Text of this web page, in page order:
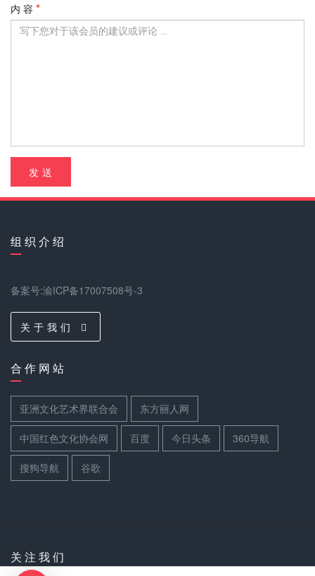
内 容
发 送
组 织 介 绍
备案号:渝ICP备17007508号-3
关 于 我 们
合 作 网 站
亚洲文化艺术界联合会 东方丽人网
中国红色文化协会网 百度 今日头条 360导航
搜狗导航 谷歌
关 注 我 们